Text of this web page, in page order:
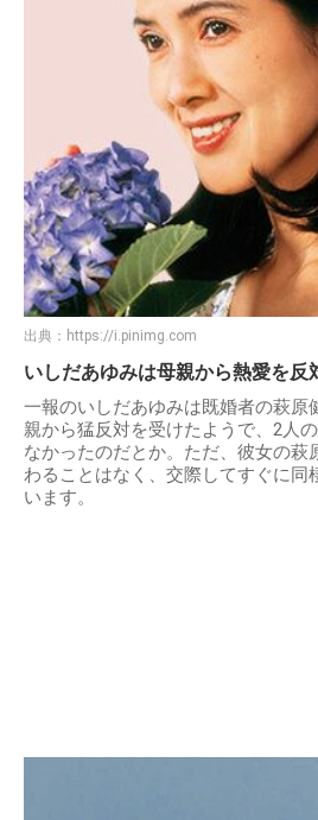
出典： https://i.pinimg.com
いしだあゆみは母親から熱愛を反
一報のいしだあゆみは既婚者の萩原
親から猛反対を受けたようで、2人
なかったのだとか。ただ、彼女の萩
わることはなく、交際してすぐに同
います。